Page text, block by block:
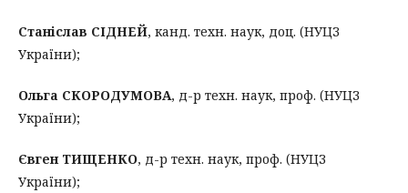
Станіслав СІДНЕЙ, канд. техн. наук, доц. (НУЦЗ
України);
Ольга СКОРОДУМОВА, д-р техн. наук, проф. (НУЦЗ
України);
Євген ТИЩЕНКО, д-р техн. наук, проф. (НУЦЗ
України);